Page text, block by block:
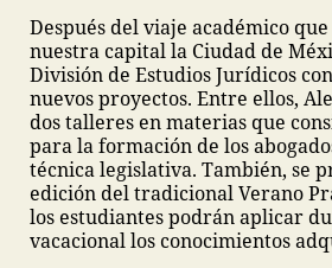
Después del viaje académico
nuestra capital la Ciudad de
División de Estudios Jurídicos
nuevos proyectos. Entre ellos,
dos talleres en materias que
para la formación de los
técnica legislativa. También, se
edición del tradicional Verano
los estudiantes podrán aplicar
vacacional los conocimientos